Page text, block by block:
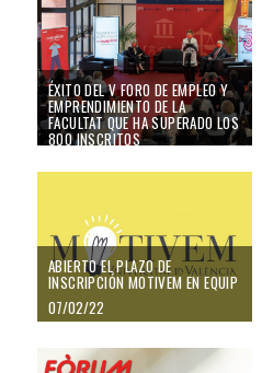
ÉXITO DEL V FORO DE EMPLEO Y
EMPRENDIMIENTO DE LA
FACULTAT QUE HA SUPERADO LOS
800 INSCRITOS
Abierto el plazo de Inscripción
ABIERTO EL PLAZO DE
INSCRIPCIÓN MOTIVEM EN EQUIP
07/02/22
IV Foro de Empleo y XIII Jornada